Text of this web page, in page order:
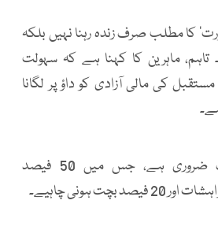
کا مطلب صرف زندہ رہنا نہیں بلکہ
تاہم، ماہرین کا کہنا ہے کہ سہولت
کی مالی آزادی کو داؤ پر لگانا
مناسب بجٹ پلاننگ ضروری ہے، جس میں 50 فیصد